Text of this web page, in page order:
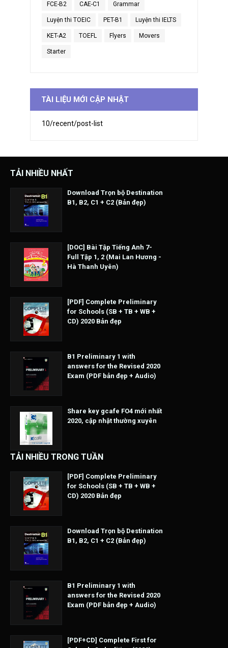
FCE-B2 CAE-C1 Grammar
Luyện thi TOEIC PET-B1 Luyện thi IELTS
KET-A2 TOEFL Flyers Movers
Starter
TÀI LIỆU MỚI CẬP NHẬT
10/recent/post-list
TẢI NHIỀU NHẤT
Download Trọn bộ Destination
B1, B2, C1 + C2 (Bản đẹp)
[DOC] Bài Tập Tiếng Anh 7-
Full Tập 1, 2 (Mai Lan Hương -
Hà Thanh Uyên)
[PDF] Complete Preliminary
for Schools (SB + TB + WB +
CD) 2020 Bản đẹp
B1 Preliminary 1 with
answers for the Revised 2020
Exam (PDF bản đẹp + Audio)
Share key gcafe FO4 mới nhất
2020, cập nhật thường xuyên
TẢI NHIỀU TRONG TUẦN
[PDF] Complete Preliminary
for Schools (SB + TB + WB +
CD) 2020 Bản đẹp
Download Trọn bộ Destination
B1, B2, C1 + C2 (Bản đẹp)
B1 Preliminary 1 with
answers for the Revised 2020
Exam (PDF bản đẹp + Audio)
[PDF+CD] Complete First for